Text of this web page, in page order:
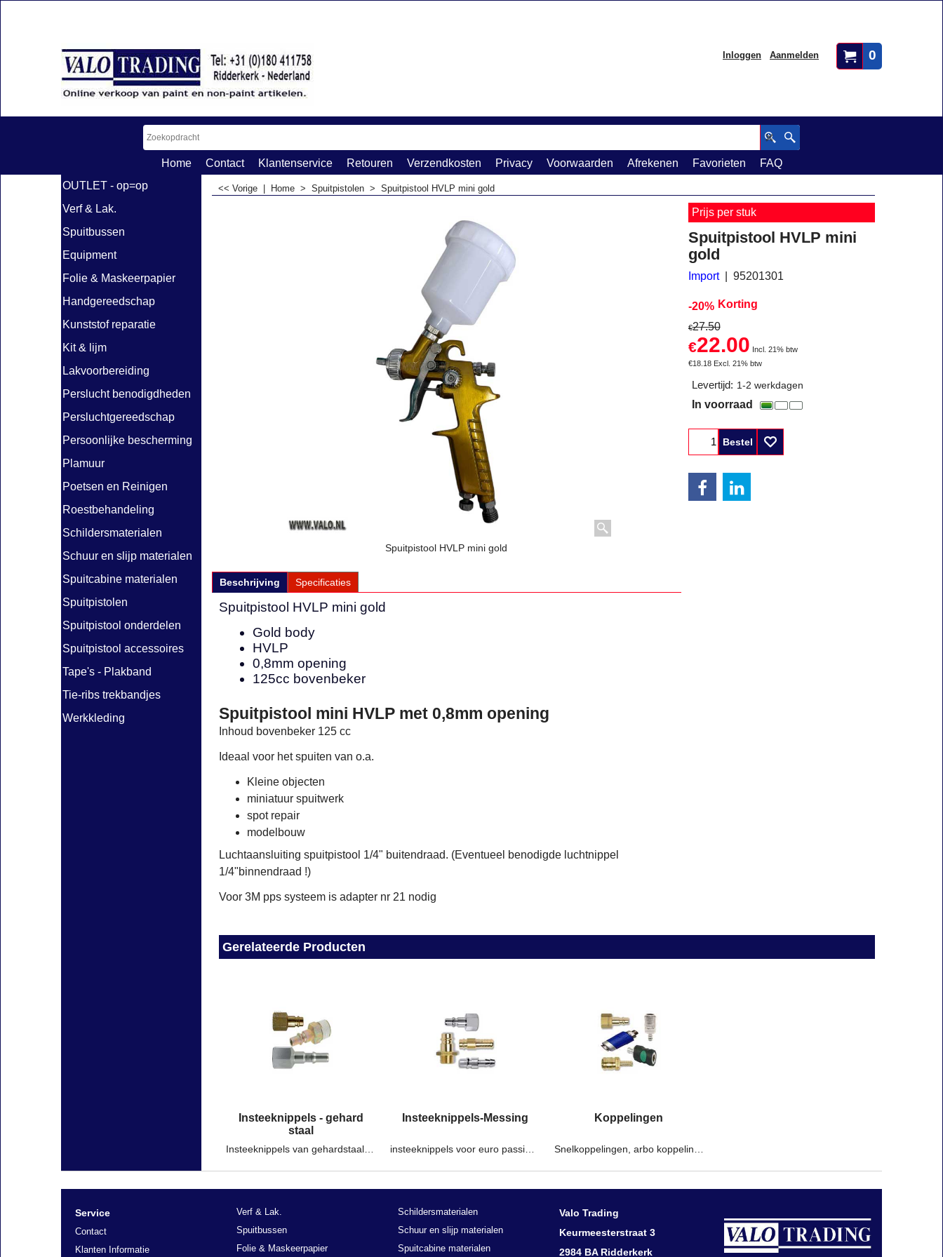
0
Inloggen Aanmelden
Home Contact Klantenservice Retouren Verzendkosten Privacy Voorwaarden Afrekenen Favorieten
FAQ
OUTLET - op=op
Verf & Lak.
Spuitbussen
Equipment
Folie & Maskeerpapier
Handgereedschap
Kunststof reparatie
Kit & lijm
Lakvoorbereiding
Perslucht benodigdheden
Persluchtgereedschap
Persoonlijke bescherming
Plamuur
Poetsen en Reinigen
Roestbehandeling
Schildersmaterialen
Schuur en slijp materialen
Spuitcabine materialen
Spuitpistolen
Spuitpistool onderdelen
Spuitpistool accessoires
Tape's - Plakband
Tie-ribs trekbandjes
Werkkleding
<< Vorige Home > Spuitpistolen > Spuitpistool HVLP mini gold
Spuitpistool HVLP mini gold
Prijs per stuk
Spuitpistool HVLP mini
gold
Import 95201301
-20% Korting
€27.50
€22.00 Incl. 21% btw
€18.18 Excl. 21% btw
Levertijd: 1-2 werkdagen
In voorraad
Bestel
Beschrijving Specificaties
Spuitpistool HVLP mini gold
Gold body
HVLP
0,8mm opening
125cc bovenbeker
Spuitpistool mini HVLP met 0,8mm opening
Inhoud bovenbeker 125 cc
Ideaal voor het spuiten van o.a.
Kleine objecten
miniatuur spuitwerk
spot repair
modelbouw
Luchtaansluiting spuitpistool 1/4" buitendraad. (Eventueel benodigde luchtnippel
1/4"binnendraad !)
Voor 3M pps systeem is adapter nr 21 nodig
Gerelateerde Producten
Insteeknippels - gehard
staal
Insteeknippels-Messing
insteeknippels voor euro passing, duitse passing of orion passing
Koppelingen
Service
Contact
Klanten Informatie
Verf & Lak.
Spuitbussen
Folie & Maskeerpapier
Schildersmaterialen
Schuur en slijp materialen
Spuitcabine materialen
Valo Trading
Keurmeesterstraat 3
2984 BA Ridderkerk